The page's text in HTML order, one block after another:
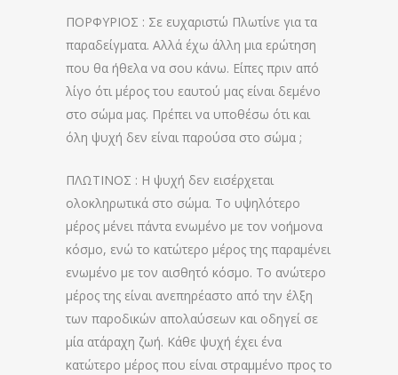
ΠΟΡΦΥΡΙΟΣ : Σε ευχαριστώ Πλωτίνε για τα
παραδείγματα. Αλλά έχω άλλη μια ερώτηση
που θα ήθελα να σου κάνω. Είπες πριν από
λίγο ότι μέρος του εαυτού μας είναι δεμένο
στο σώμα μας. Πρέπει να υποθέσω ότι και
όλη ψυχή δεν είναι παρούσα στο σώμα ;
ΠΛΩΤΙΝΟΣ : Η ψυχή δεν εισέρχεται
ολοκληρωτικά στο σώμα. Το υψηλότερο
μέρος μένει πάντα ενωμένο με τον νοήμονα
κόσμο, ενώ το κατώτερο μέρος της παραμένει
ενωμένο με τον αισθητό κόσμο. Το ανώτερο
μέρος της είναι ανεπηρέαστο από την έλξη
των παροδικών απολαύσεων και οδηγεί σε
μία ατάραχη ζωή. Κάθε ψυχή έχει ένα
κατώτερο μέρος που είναι στραμμένο προς το